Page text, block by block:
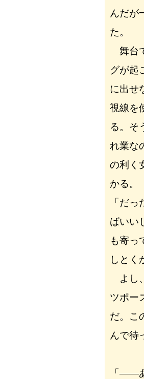
んだが
た。
舞台
グが起
に出せ
視線を
る。そ
れ業な
の利く
かる。
「だ
ばいい
も寄っ
しとく
よし
ツポー
だ。こ
んで待
「――